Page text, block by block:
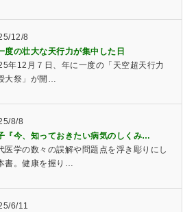
12/8
度の壮大な天行力が集中した日
年12月７日、年に一度の「天空超天行力
大祭」が開…
8/8
『今、知っておきたい病気のしくみ…
医学の数々の誤解や問題点を浮き彫りにし
書。健康を握り…
6/11